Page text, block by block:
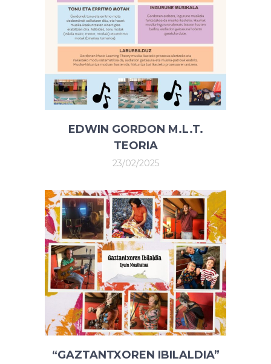
EDWIN GORDON M.L.T.
TEORIA
23/02/2025
“GAZTANTXOREN IBILALDIA”